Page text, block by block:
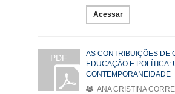
Acessar
PDF
AS CONTRIBUIÇÕES DE
EDUCAÇÃO E POLÍTICA:
CONTEMPORANEIDADE
ANA CRISTINA